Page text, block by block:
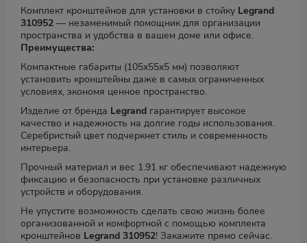
Комплект кронштейнов для установки в стойку Legrand
310952 — незаменимый помощник для организации
пространства и удобства в вашем доме или офисе.
Преимущества:
Компактные габариты (105x55x5 мм) позволяют
установить кронштейны даже в самых ограниченных
условиях, экономя ценное пространство.
Изделие от бренда Legrand гарантирует высокое
качество и надежность на долгие годы использования.
Серебристый цвет подчеркнет стиль и современность
интерьера.
Прочный материал и вес 1.91 кг обеспечивают надежную
фиксацию и безопасность при установке различных
устройств и оборудования.
Не упустите возможность сделать свою жизнь более
организованной и комфортной с помощью комплекта
кронштейнов Legrand 310952! Закажите прямо сейчас.